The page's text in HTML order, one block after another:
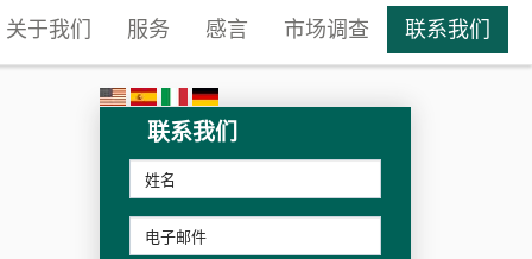
关于我们 服务 感言 市场调查 联系我们
联系我们